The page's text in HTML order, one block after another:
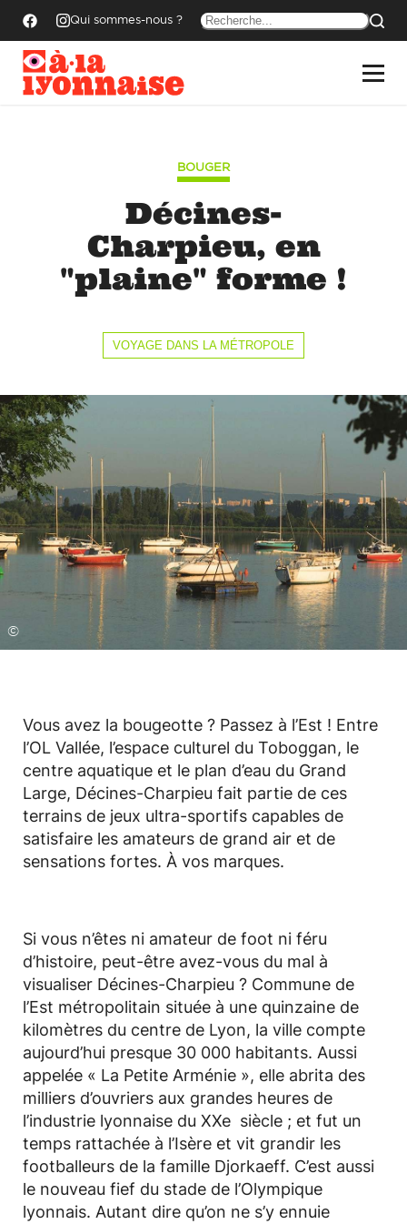
Qui sommes-nous ?
BOUGER
Décines-
Charpieu, en
"plaine" forme !
VOYAGE DANS LA MÉTROPOLE
©
Vous avez la bougeotte ? Passez à l’Est ! Entre
l’OL Vallée, l’espace culturel du Toboggan, le
centre aquatique et le plan d’eau du Grand
Large, Décines-Charpieu fait partie de ces
terrains de jeux ultra-sportifs capables de
satisfaire les amateurs de grand air et de
sensations fortes. À vos marques.
Si vous n’êtes ni amateur de foot ni féru
d’histoire, peut-être avez-vous du mal à
visualiser Décines-Charpieu ? Commune de
l’Est métropolitain située à une quinzaine de
kilomètres du centre de Lyon, la ville compte
aujourd’hui presque 30 000 habitants. Aussi
appelée « La Petite Arménie », elle abrita des
milliers d’ouvriers aux grandes heures de
l’industrie lyonnaise du XXe siècle ; et fut un
temps rattachée à l’Isère et vit grandir les
footballeurs de la famille Djorkaeff. C’est aussi
le nouveau fief du stade de l’Olympique
lyonnais. Autant dire qu’on ne s’y ennuie